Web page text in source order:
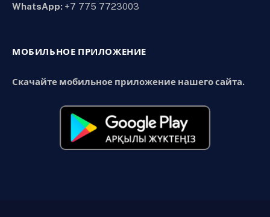
WhatsApp: +7 775 7723003
МОБИЛЬНОЕ ПРИЛОЖЕНИЕ
Скачайте мобильное приложение нашего сайта.